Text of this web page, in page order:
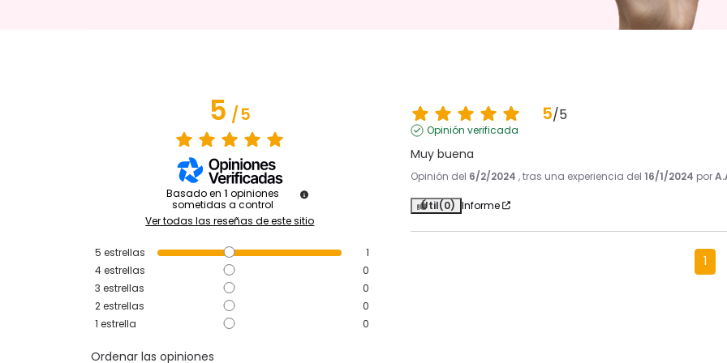
5/5
Basado en 1 opiniones
sometidas a control
Ver todas las reseñas de este sitio
5 estrellas
1
4estrellas
0
3 estrellas
0
2estrellas
0
1 estrella 0
Ordenar las opiniones
5/5
Opinión verificada
Muy buena
Opinión del 6/2/2024 , tras una experiencia del 16/1/2024 por
Útil(0) Informe
1